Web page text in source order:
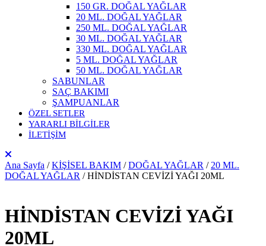
150 GR. DOĞAL YAĞLAR
20 ML. DOĞAL YAĞLAR
250 ML. DOĞAL YAĞLAR
30 ML. DOĞAL YAĞLAR
330 ML. DOĞAL YAĞLAR
5 ML. DOĞAL YAĞLAR
50 ML. DOĞAL YAĞLAR
SABUNLAR
SAÇ BAKIMI
ŞAMPUANLAR
ÖZEL SETLER
YARARLI BİLGİLER
İLETİŞİM
Ana Sayfa /KİŞİSEL BAKIM /DOĞAL YAĞLAR / 20 ML.
DOĞAL YAĞLAR / HİNDİSTAN CEVİZİ YAĞI 20ML
HİNDİSTAN CEVİZİ YAĞI
20ML